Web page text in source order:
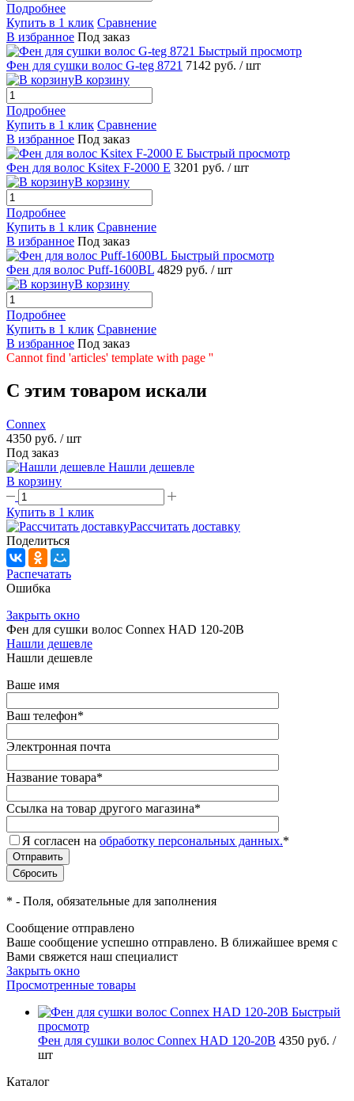
Подробнее
Купить в 1 клик Сравнение
В избранное Под заказ
Быстрый просмотр
Фен для сушки волос G-teg 8721 7142 руб. / шт
В корзину
Подробнее
Купить в 1 клик Сравнение
В избранное Под заказ
Быстрый просмотр
Фен для волос Ksitex F-2000 E 3201 руб. / шт
В корзину
Подробнее
Купить в 1 клик Сравнение
В избранное Под заказ
Быстрый просмотр
Фен для волос Puff-1600BL 4829 руб. / шт
В корзину
Подробнее
Купить в 1 клик Сравнение
В избранное Под заказ
Cannot find 'articles' template with page ''
C этим товаром искали
Connex
4350 руб. / шт
Под заказ
Нашли дешевле
В корзину
Купить в 1 клик
Рассчитать доставку
Поделиться
Распечатать
Ошибка
Закрыть окно
Фен для сушки волос Connex HAD 120-20B
Нашли дешевле
Нашли дешевле
Ваше имя
Ваш телефон*
Электронная почта
Название товара*
Ссылка на товар другого магазина*
Я согласен на обработку персональных данных.*
* - Поля, обязательные для заполнения
Сообщение отправлено
Ваше сообщение успешно отправлено. В ближайшее время с
Вами свяжется наш специалист
Закрыть окно
Просмотренные товары
Быстрый
просмотр
Фен для сушки волос Connex HAD 120-20B 4350 руб. /
шт
Каталог